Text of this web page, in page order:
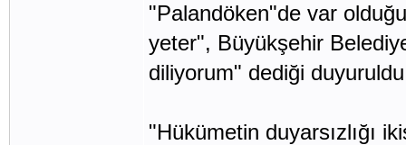
"Palandöken"de var
yeter", Büyükşehir
diliyorum" dediği
"Hükümetin duyarsızlığı